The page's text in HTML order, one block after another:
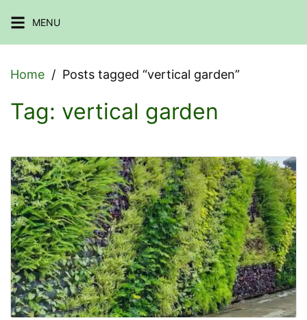
to
MENU
Home Posts tagged “vertical garden”
Tag: vertical garden